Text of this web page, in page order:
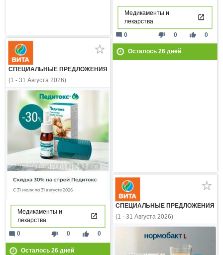
Медикаменты и
лекарства
thumb_down 0 thumb_up 0
mode_comment 0
Осталось 26дней
СПЕЦИАЛЬНЫЕ ПРЕДЛОЖЕНИЯ
(1 - 31 Августа 2026)
Медикаменты и
лекарства
thumb_down 0 thumb_up 0
mode_comment 0
Осталось 26дней
СПЕЦИАЛЬНЫЕ ПРЕДЛОЖЕНИЯ
(1 - 31 Августа 2026)